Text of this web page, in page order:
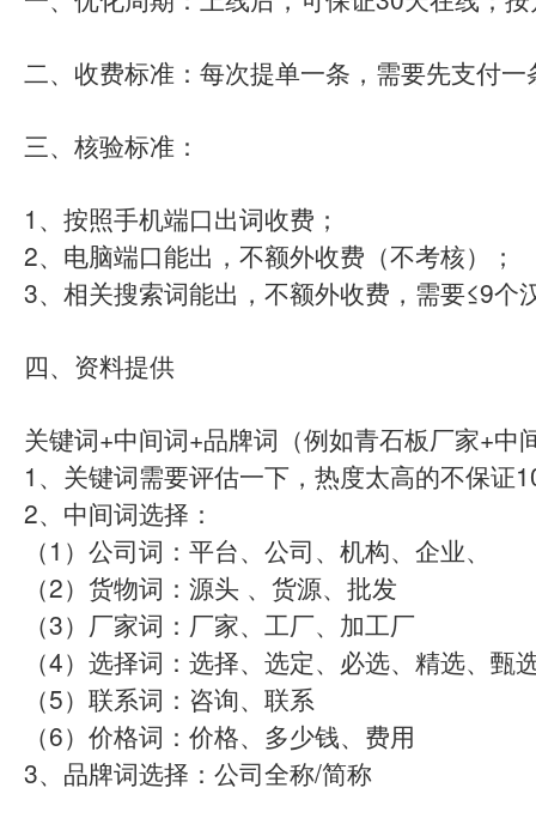
二、收费标准：每次提单一条，需要先支付
三、核验标准：
1、按照手机端口出词收费；
2、电脑端口能出，不额外收费（不考核）；
3、相关搜索词能出，不额外收费，需要≤9个
四、资料提供
关键词+中间词+品牌词（例如青石板厂家+
1、关键词需要评估一下，热度太高的不保证
2、中间词选择：
（1）公司词：平台、公司、机构、企业、
（2）货物词：源头 、货源、批发
（3）厂家词：厂家、工厂、加工厂
（4）选择词：选择、选定、必选、精选、
（5）联系词：咨询、联系
（6）价格词：价格、多少钱、费用
3、品牌词选择：公司全称/简称